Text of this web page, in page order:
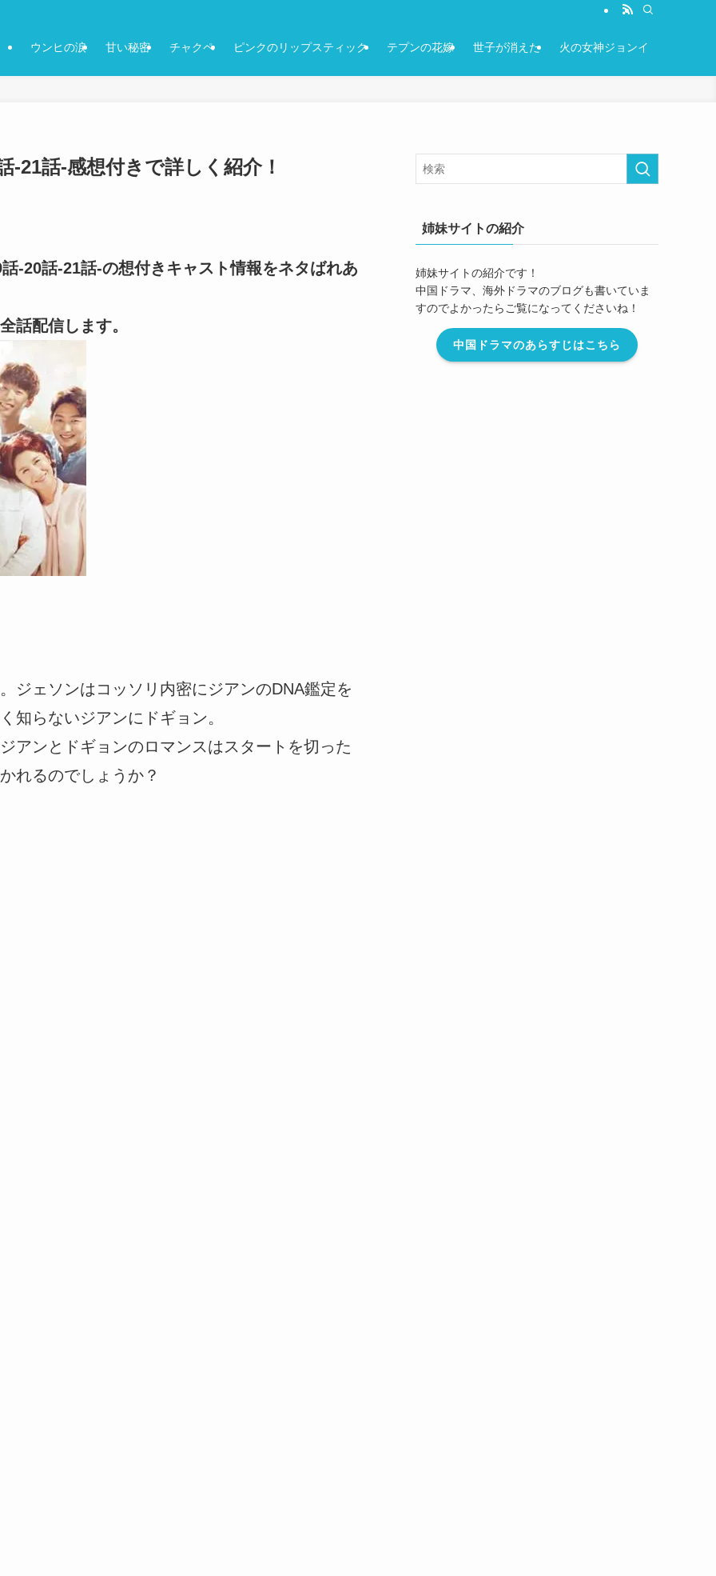
ウンヒの涙 甘い秘密 チャクペ ピンクのリップスティック テプンの花嫁 世子が消えた 火の女神ジョンイ
-21話-感想付きで詳しく紹介！
-20話-21話-の想付きキャスト情報をネタばれあ
話配信します。
ジェソンはコッソリ内密にジアンのDNA鑑定を
知らないジアンにドギョン。
アンとドギョンのロマンスはスタートを切った
れるのでしょうか？
姉妹サイトの紹介
姉妹サイトの紹介です！
中国ドラマ、海外ドラマのブログも書いていま
すのでよかったらご覧になってくださいね！
中国ドラマのあらすじはこちら